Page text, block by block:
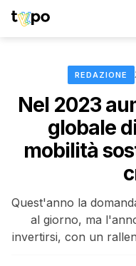
REDAZIONE
Nel 2023
globale
mobilità
Quest'anno la
al giorno, ma
invertirsi, con un